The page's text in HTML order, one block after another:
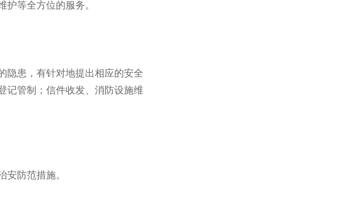
等全方位的服务。
隐患，有针对地提出相应的安全
记管制；信件收发、消防设施维
防范措施。